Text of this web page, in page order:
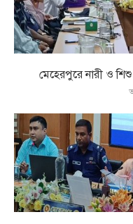
মেহেরপুরে নারী ও শিশু